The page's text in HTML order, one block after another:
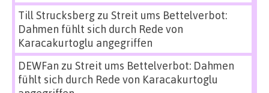
Till Strucksbergzu Streit ums Bettelverbot:
Dahmen fühlt sich durch Rede von
Karacakurtoglu angegriffen
DEWFan zu Streit ums Bettelverbot: Dahmen
fühlt sich durch Rede von Karacakurtoglu